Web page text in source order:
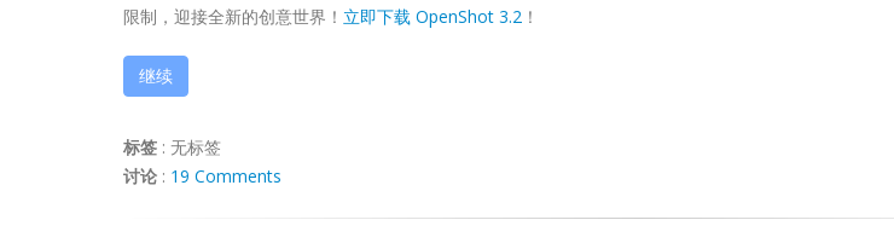
限制，迎接全新的创意世界！ 立即下载 OpenShot 3.2 ！
继续
标签 : 无标签
讨论 : 19 Comments